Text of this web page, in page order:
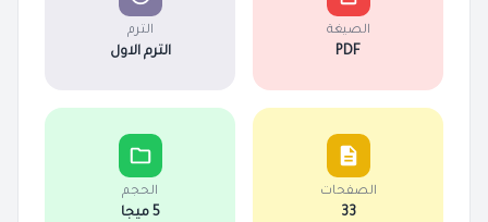
الصيغة
PDF
الترم
الترم الاول
الصفحات
33
الحجم
5 ميجا